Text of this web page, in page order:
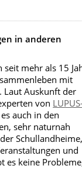
in anderen
seit mehr als 15
mit
Laut Auskunft der
von
auch in den
sehr naturnah
und
es keine